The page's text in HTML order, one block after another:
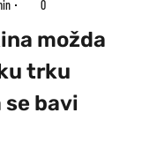
0
možda
trku
bavi